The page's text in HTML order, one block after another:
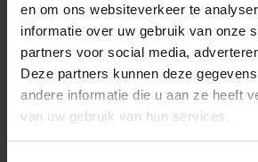
en om ons websiteverkeer te
informatie over uw gebruik van onze
partners voor social media,
Deze partners kunnen deze
andere informatie die u aan ze heeft
van uw gebruik van hun services.